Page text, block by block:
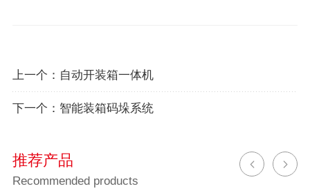
上一个： 自动开装箱一体机
下一个： 智能装箱码垛系统
推荐产品
Recommended products